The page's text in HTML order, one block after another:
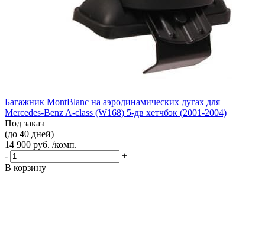
Багажник MontBlanc на аэродинамических дугах для
Mercedes-Benz A-class (W168) 5-дв хетчбэк (2001-2004)
Под заказ
(до 40 дней)
14 900 руб. /комп.
-
+
В корзину